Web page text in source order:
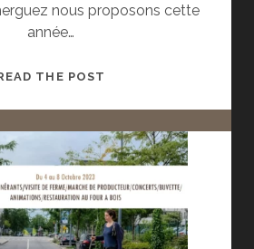
nous proposons cette
année…
THE POST